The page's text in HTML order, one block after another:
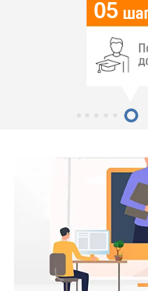
05